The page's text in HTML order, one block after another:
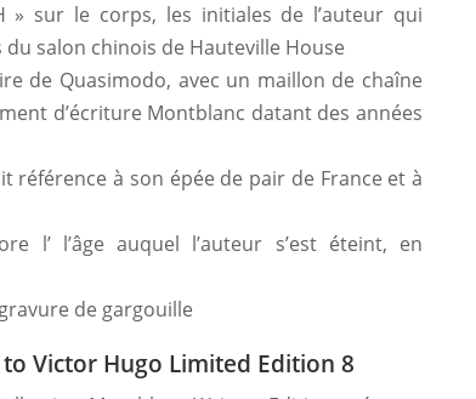
sur le corps, les initiales de l’auteur qui
salon chinois de Hauteville House
de Quasimodo, avec un maillon de chaîne
d’écriture Montblanc datant des années
référence à son épée de pair de France et à
l’ l’âge auquel l’auteur s’est éteint, en
de gargouille
Victor Hugo Limited Edition 8